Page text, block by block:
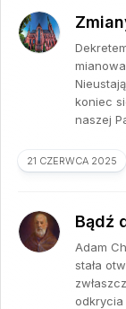
koniec
naszej
21 CZERWCA 2025
Bądź
Adam
stała
odkrycia